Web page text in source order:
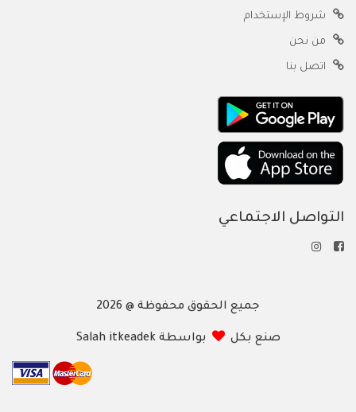
شروط الإستخدام
من نحن
اتصل بنا
التواصل الاجتماعي
جميع الحقوق محفوظة @ 2026
صنع بكل بواسطة Salah itkeadek